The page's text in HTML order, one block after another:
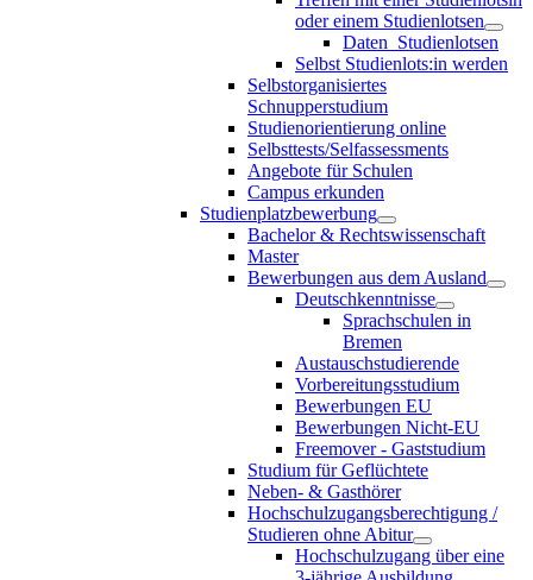
oder einem Studienlotsen
Daten_Studienlotsen
Selbst Studienlots:in werden
Selbstorganisiertes
Schnupperstudium
Studienorientierung online
Selbsttests/Selfassessments
Angebote für Schulen
Campus erkunden
Studienplatzbewerbung
Bachelor & Rechtswissenschaft
Master
Bewerbungen aus dem Ausland
Deutschkenntnisse
Sprachschulen in
Bremen
Austauschstudierende
Vorbereitungsstudium
Bewerbungen EU
Bewerbungen Nicht-EU
Freemover - Gaststudium
Studium für Geflüchtete
Neben- & Gasthörer
Hochschulzugangsberechtigung /
Studieren ohne Abitur
Hochschulzugang über eine